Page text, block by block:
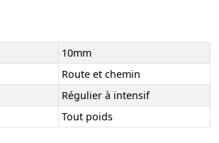
10mm
Route et chemin
Régulier à intensif
Tout poids